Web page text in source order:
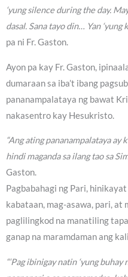
‘yung silence during the day.
dasal. Sana tayo din… Yan ‘yung
pa ni Fr. Gaston.
Ayon pa kay Fr. Gaston,
dumaraan sa iba’t ibang
pananampalataya ng bawat
nakasentro kay Hesukristo.
“Ang ating pananampalataya
hindi maganda sa ilang tao sa
Gaston.
Pagbabahagi ng Pari,
kabataan, mag-asawa, pari, at
paglilingkod na manatiling
ganap na maramdaman ang
“‘Pag ibinigay natin ‘yung